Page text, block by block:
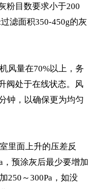
粉目数要求小于200
滤面积350-450g的灰
风量在70%以上，务
阀处于在线状态。风
钟，以确保更为均匀
里面上升的压差反
，预涂灰后最少要增加
250～300Pa，如没